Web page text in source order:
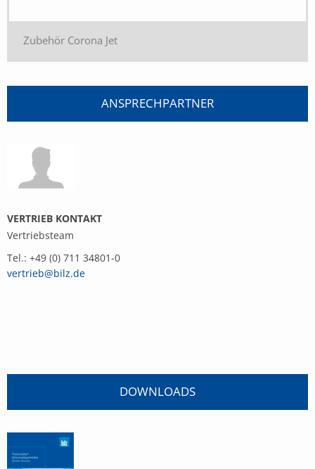
Zubehör Corona Jet
ANSPRECHPARTNER
VERTRIEB KONTAKT
Vertriebsteam
Tel.: +49 (0) 711 34801-0
vertrieb@bilz.de
DOWNLOADS